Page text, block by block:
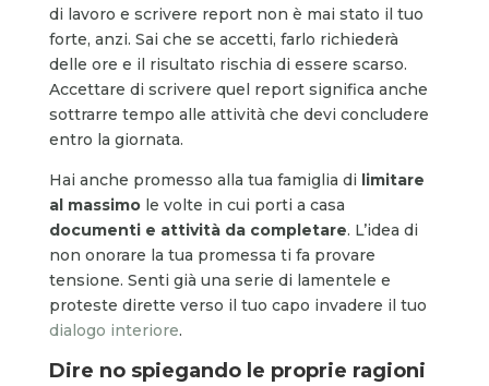
di lavoro e scrivere report non è mai stato il tuo
forte, anzi. Sai che se accetti, farlo richiederà
delle ore e il risultato rischia di essere scarso.
Accettare di scrivere quel report significa anche
sottrarre tempo alle attività che devi concludere
entro la giornata.
Hai anche promesso alla tua famiglia di limitare
al massimo le volte in cui porti a casa
documenti e attività da completare. L’idea di
non onorare la tua promessa ti fa provare
tensione. Senti già una serie di lamentele e
proteste dirette verso il tuo capo invadere il tuo
dialogo interiore.
Dire no spiegando le proprie ragioni